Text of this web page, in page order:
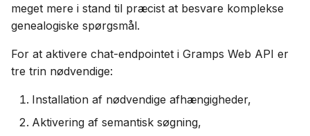
meget mere i stand til præcist at besvare komplekse
genealogiske spørgsmål.
For at aktivere chat-endpointet i Gramps Web API er
tre trin nødvendige:
Installation af nødvendige afhængigheder,
Aktivering af semantisk søgning,